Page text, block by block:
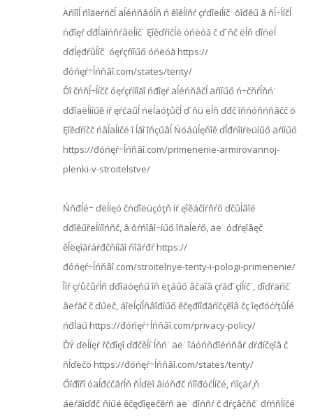
Äŕííîĺ ńîăëŕńčĺ äĺéńňâóĺň ń ěîěĺíňŕ çŕďîëíĺíč˙ ôîđěű â ňĺ÷ĺíčĺ
ńđîęŕ ďđĺäîńňŕâëĺíč˙ Ęîěďŕíčĺé óńëóă č ď˙ňč ëĺň ďîńëĺ
ďđĺęđŕůĺíč˙ óęŕçŕííűő óńëóă https://
đóńęŕ÷ĺńňâî.com/states/tenty/
Ďî čńňĺ÷ĺíčč óęŕçŕííîăî ńđîęŕ äĺéńňâčĺ äŕííűő ń÷čňŕĺňń˙
ďđîäëĺííűě íŕ ęŕćäűĺ ńëĺäóţůčĺ ď˙ňü ëĺň ďđč îňńóňńňâčč ó
Ęîěďŕíčč ńâĺäĺíčé î ĺăî îňçűâĺ Ńóáúĺęňîě ďĺđńîíŕëüíűő äŕííűő
https://đóńęŕ÷ĺńňâî.com/primenenie-armirovannoj-
plenki-v-stroitelstve/
Ńňđĺé÷ ďëĺíęó čńďîëüçóţň íŕ ęîěáčíŕňŕő ďčůĺâîé
ďđîěűřëĺííîńňč, â ôŕńîâî÷íűő îňäĺëŕő, äë˙ óďŕęîâęč
ěĺëęîăŕáŕđčňíîăî ňîâŕđŕ https://
đóńęŕ÷ĺńňâî.com/stroitelnye-tenty-i-pologi-primenenie/
Îíŕ çŕůčůŕĺň ďđîäóęňű îň ëţáűő âčäîâ çŕăđ˙çíĺíč˙, ďîďŕäŕíč˙
âëŕăč č ďűëč, áîëĺçíĺňâîđíűő ěčęđîîđăŕíčçěîâ čç îęđóćŕţůĺé
ńđĺäű https://đóńęŕ÷ĺńňâî.com/privacy-policy/
ĎÝ ďëĺíęŕ řčđîęî ďđčěĺí˙ĺňń˙ äë˙ îáóńňđîéńňâŕ ďŕđíčęîâ č
ňĺďëčö https://đóńęŕ÷ĺńňâî.com/states/tenty/
Őîđîřî óäĺđćčâŕĺň ňĺďëî âíóňđč ńîîđóćĺíčé, ńîçäŕ¸ň
áëŕăîďđč˙ňíűé ěčęđîęëčěŕň äë˙ đîńňŕ č đŕçâčňč˙ đŕńňĺíčé